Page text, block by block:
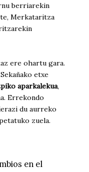
berriarekin
Merkataritza
ere ohartu gara.
etxe
aparkalekua,
Errekondo
du aurreko
zuela.
en el